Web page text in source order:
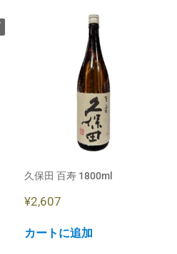
久保田 百寿 1800ml
¥2,607
カートに追加